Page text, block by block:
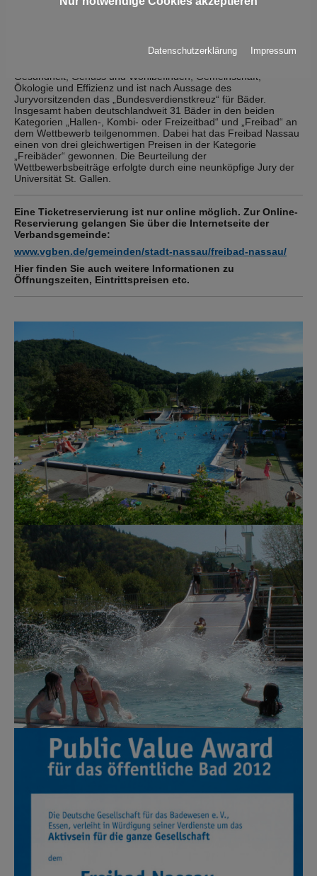
Datenschutzerklärung Impressum
sorgt die Beheizung des Badewassers mittels Solartechnik.
zweiten Mal den „Public Value Award“ ausgelobt. Der Preis
Gesundheit, Genuss und Wohlbefinden, Gemeinschaft,
Ökologie und Effizienz und ist nach Aussage des
Juryvorsitzenden das „Bundesverdienstkreuz“ für Bäder.
Insgesamt haben deutschlandweit 31 Bäder in den beiden
Kategorien „Hallen-, Kombi- oder Freizeitbad“ und „Freibad“ an
dem Wettbewerb teilgenommen. Dabei hat das Freibad Nassau
einen von drei gleichwertigen Preisen in der Kategorie
„Freibäder“ gewonnen. Die Beurteilung der
Wettbewerbsbeiträge erfolgte durch eine neunköpfige Jury der
Universität St. Gallen.
Eine Ticketreservierung ist nur online möglich. Zur Online-
Reservierung gelangen Sie über die Internetseite der
Verbandsgemeinde:
www.vgben.de/gemeinden/stadt-nassau/freibad-nassau/
Hier finden Sie auch weitere Informationen zu
Öffnungszeiten, Eintrittspreisen etc.
Show larger version